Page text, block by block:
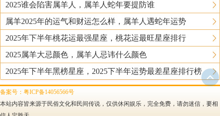
2025谁会陷害属羊人，属羊人蛇年要提防谁
属羊2025年的运气和财运怎么样，属羊人遇蛇年运势
2025年下半年桃花运最强星座，桃花运最旺星座排行
2025属羊大忌颜色，属羊人忌讳什么颜色
2025年下半年黑榜星座，2025下半年运势最差星座排行榜
备案号：粤ICP备14056566号
本站内容皆来源于民俗文化和民间传说，仅供休闲娱乐，完全免费，请勿迷信，要相